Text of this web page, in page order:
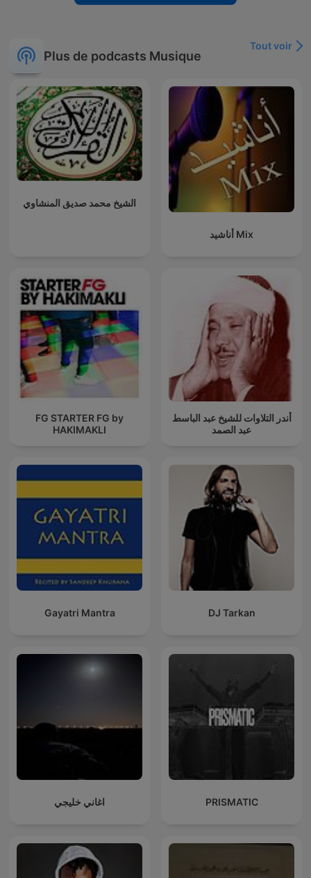
Plus de podcasts Musique
Tout voir
الشيخ محمد صديق المنشاوي
أناشيد Mix
FG STARTER FG by
HAKIMAKLI
أندر التلاوات للشيخ عبد الباسط
عبد الصمد
Gayatri Mantra DJ Tarkan
اغاني خليجي PRISMATIC